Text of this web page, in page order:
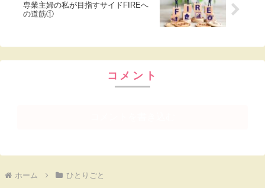
専業主婦の私が目指すサイドFIREへ
の道筋①
コメント
ホーム ひとりごと